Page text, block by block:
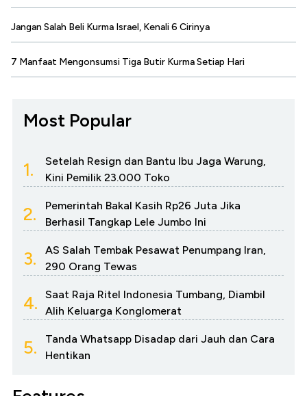
Jangan Salah Beli Kurma Israel, Kenali 6 Cirinya
7 Manfaat Mengonsumsi Tiga Butir Kurma Setiap Hari
Most Popular
1.
Setelah Resign dan Bantu Ibu Jaga Warung,
Kini Pemilik 23.000 Toko
2.
Pemerintah Bakal Kasih Rp26 Juta Jika
Berhasil Tangkap Lele Jumbo Ini
3.
AS Salah Tembak Pesawat Penumpang Iran,
290 Orang Tewas
4.
Saat Raja Ritel Indonesia Tumbang, Diambil
Alih Keluarga Konglomerat
5.
Tanda Whatsapp Disadap dari Jauh dan Cara
Hentikan